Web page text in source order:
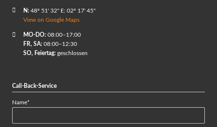
N:48º 51' 32" E: 02º 17' 45"
View on Google Maps
MO-DO:08:00–17:00
FR, SA:08:00–12:30
SO, Feiertag:geschlossen
Call-Back-Service
Pflichtfeld
Name*